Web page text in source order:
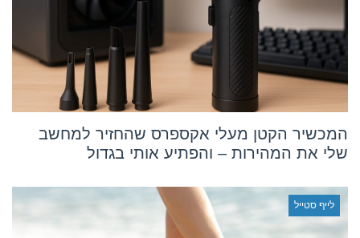
המכשיר הקטן מעלי אקספרס שהחזיר למחשב
שלי את המהירות – והפתיע אותי בגדול
לייף סטייל